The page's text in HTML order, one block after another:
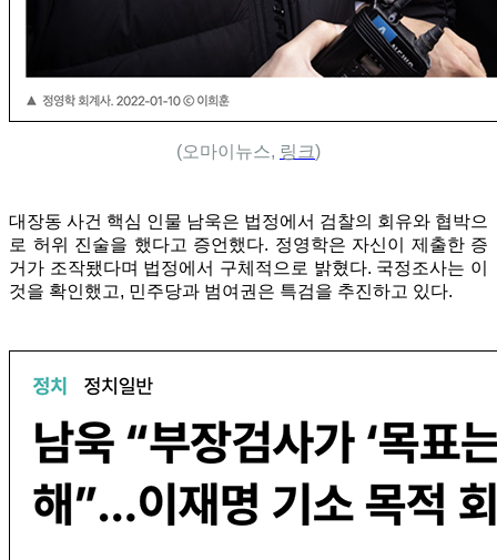
(오마이뉴스, 링크)
대장동 사건 핵심 인물 남욱은 법정에서 검찰의 회유와 협박으
로 허위 진술을 했다고 증언했다. 정영학은 자신이 제출한 증
거가 조작됐다며 법정에서 구체적으로 밝혔다. 국정조사는 이
것을 확인했고, 민주당과 범여권은 특검을 추진하고 있다.